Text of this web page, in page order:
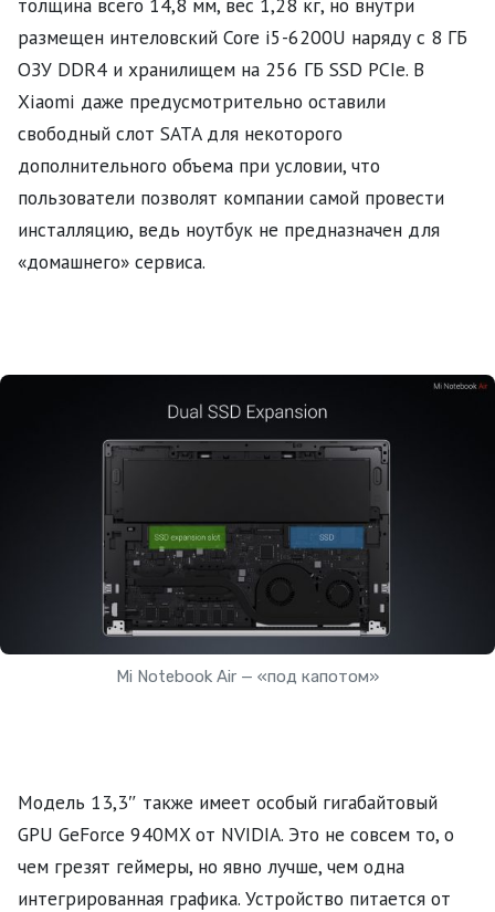
толщина всего 14,8 мм, вес 1,28 кг, но внутри
размещен интеловский Core i5-6200U наряду с 8 ГБ
ОЗУ DDR4 и хранилищем на 256 ГБ SSD PCIe. В
Xiaomi даже предусмотрительно оставили
свободный слот SATA для некоторого
дополнительного объема при условии, что
пользователи позволят компании самой провести
инсталляцию, ведь ноутбук не предназначен для
«домашнего» сервиса.
Mi Notebook Air — «под капотом»
Модель 13,3″ также имеет особый гигабайтовый
GPU GeForce 940MX от NVIDIA. Это не совсем то, о
чем грезят геймеры, но явно лучше, чем одна
интегрированная графика. Устройство питается от